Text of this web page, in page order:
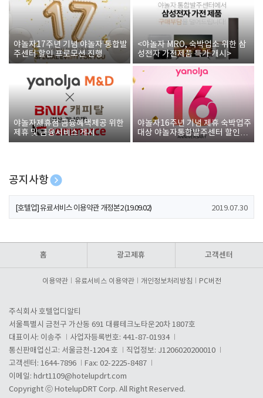
야놀자17주년 기념 야놀자 통합발
주센터 할인 프로모션 진행
<야놀자 MRO, 숙박업소 위한 삼
성전자 가전제품 특가 개시>
야놀자제휴점 금융혜택제공 위한
제휴 및 금융서비스 게시
야놀자16주년 기념 제휴 숙박업주
대상 야놀자통합발주센터 할인쿠
폰 증정
공지사항
[호텔업] 개인정보 처리방침 개정본1 (19.09.02)
[호텔업] 유료서비스 이용약관 개정본2 (19.09.02) 2019.07.30
홈 광고제휴 고객센터
이용약관 유료서비스 이용약관 개인정보처리방침 PC버전
주식회사 호텔업디알티
서울특별시 금천구 가산동 691 대륭테크노타운20차 1807호
대표이사: 이송주
사업자등록번호: 441-87-01934
통신판매업신고: 서울금천-1204 호
직업정보: J1206020200010
고객센터: 1644-7896
Fax: 02-2225-8487
이메일: hdrt1109@hotelupdrt.com
Copyright ⓒ HotelupDRT Corp. All Right Reserved.